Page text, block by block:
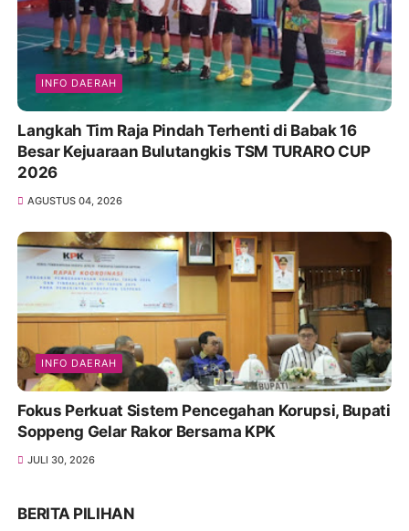
INFO DAERAH
Langkah Tim Raja Pindah Terhenti di Babak 16
Besar Kejuaraan Bulutangkis TSM TURARO CUP
2026
AGUSTUS 04, 2026
INFO DAERAH
Fokus Perkuat Sistem Pencegahan Korupsi, Bupati
Soppeng Gelar Rakor Bersama KPK
JULI 30, 2026
BERITA PILIHAN